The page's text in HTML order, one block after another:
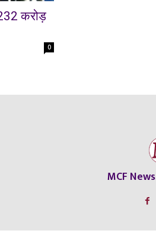
करोड़
0
MCF